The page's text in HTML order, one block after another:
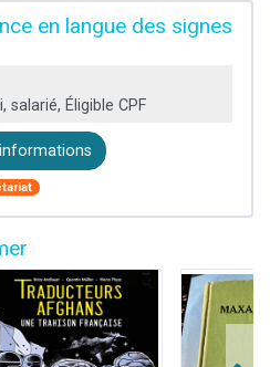
en langue des signes
salarié, Éligible CPF